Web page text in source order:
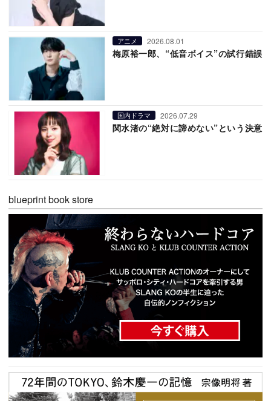
アニメ 2026.08.01
梅原裕一郎、“低音ボイス”の試行錯誤
国内ドラマ 2026.07.29
関水渚の“絶対に諦めない”という決意
blueprint book store